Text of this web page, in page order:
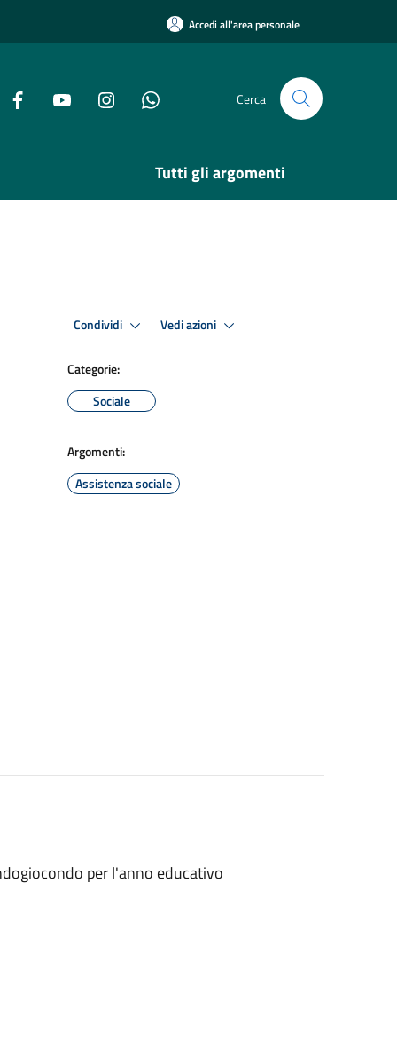
Accedi all'area personale
Cerca
Tutti gli argomenti
Condividi Vedi azioni
Categorie:
Sociale
Argomenti:
Assistenza sociale
per l'anno educativo